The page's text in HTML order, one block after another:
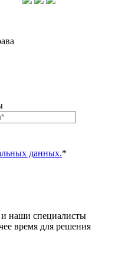
данных.*
наши специалисты
время для решения